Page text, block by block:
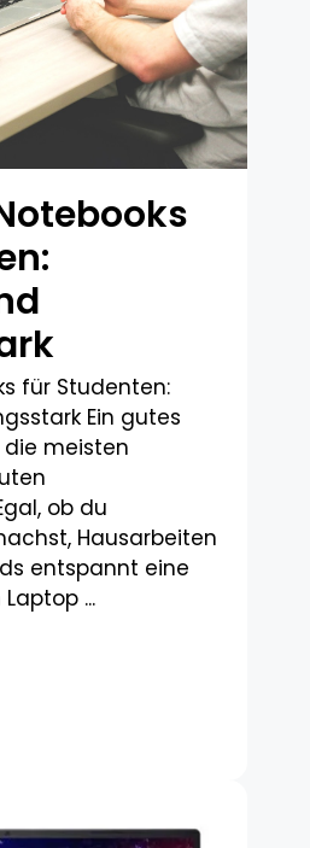
für Studenten:
Ein gutes
meisten
ob du
Hausarbeiten
entspannt eine
...